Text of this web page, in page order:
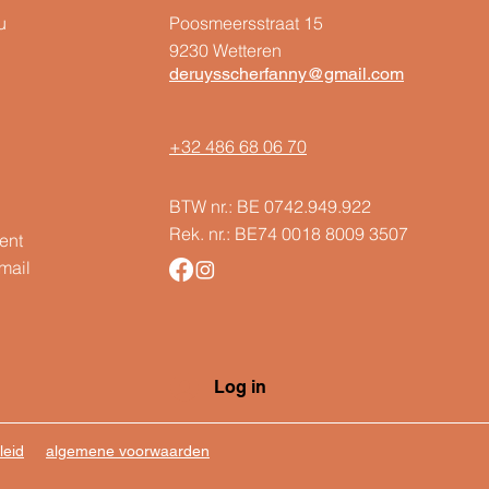
Poosmeersstraat 15
9230 Wetteren
deruysscherfanny@gmail.com
+32 486 68 06 70
BTW nr.: BE 0742.949.922
Rek. nr.: BE74 0018 8009 3507
Log in
algemene voorwaarden